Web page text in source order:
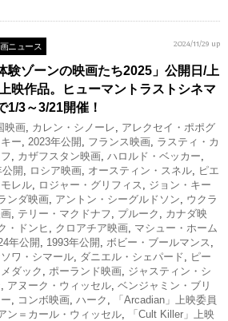
ニュース 2024/11/29 up
験ゾーンの映画たち2025」公開日/上
映作品。ヒューマントラストシネマ
1/3～3/21開催！
映画, カレン・シノーレ, アレクセイ・ポポグ
ー, 2023年公開 , フランス映画, ラスティ・カ
, カザフスタン映画, ハロルド・ベッカー,
開, ロシア映画, オースティン・スネル, ピエ
レル, ロジャー・グリフィス , ジョン・キー
ンダ映画, アントン・シーグルドソン, ウクラ
, テリー・マクドナフ, プルーク , カナダ映
・ドンヒ, クロアチア映画, マシュー・ホーム
年公開 , 1993年公開 , ボビー・ブールマンス ,
ワ・シマール, ダニエル・シェパード, ピー
ダック, ポーランド映画, ジャスティン・シ
, アヌーク・ウィッセル, ベンジャミン・ブリ
, コンボ映画, ハーク ,
「Arcadian」上映委員
ン＝カール・ウィッセル,
「Cult Killer」上映